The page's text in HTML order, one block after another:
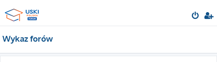
Wykaz forów